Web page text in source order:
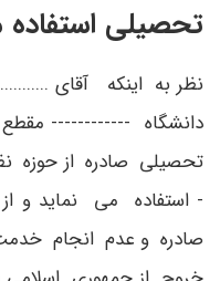
تحصیلی استفاده
نظر به اینکه آقای
دانشگاه ------------
تحصیلی صادره از حوزه
- استفاده می نماید و
صادره و عدم انجام